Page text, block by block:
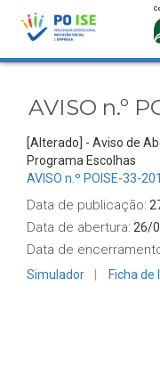
Saltar para o conteúdo
Avisos
AVISO n.º
[Alterado] - Aviso de
Programa Escolhas
AVISO n.º POISE-33-
Data de publicação:
Data de abertura: 26/
Data de
Simulador
Ficha de